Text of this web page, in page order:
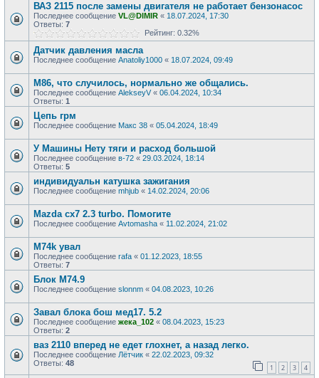
ВАЗ 2115 после замены двигателя не работает бензонасос
Последнее сообщение VL@DIMIR « 18.07.2024, 17:30
Ответы: 7
Рейтинг: 0.32%
Датчик давления масла
Последнее сообщение Anatoliy1000 « 18.07.2024, 09:49
M86, что случилось, нормально же общались.
Последнее сообщение AlekseyV« 06.04.2024, 10:34
Ответы: 1
Цепь грм
Последнее сообщение Макс 38 « 05.04.2024, 18:49
У Машины Нету тяги и расход большой
Последнее сообщение в-72 « 29.03.2024, 18:14
Ответы: 5
индивидуальн катушка зажигания
Последнее сообщение mhjub « 14.02.2024, 20:06
Mazda cx7 2.3 turbo. Помогите
Последнее сообщение Avtomasha « 11.02.2024, 21:02
M74k увал
Последнее сообщение rafa « 01.12.2023, 18:55
Ответы: 7
Блок М74.9
Последнее сообщение slonnm « 04.08.2023, 10:26
Завал блока бош мед17. 5.2
Последнее сообщение жека_102 « 08.04.2023, 15:23
Ответы: 2
ваз 2110 вперед не едет глохнет, а назад легко.
Последнее сообщение Лётчик « 22.02.2023, 09:32
Ответы: 48 1 2 3 4